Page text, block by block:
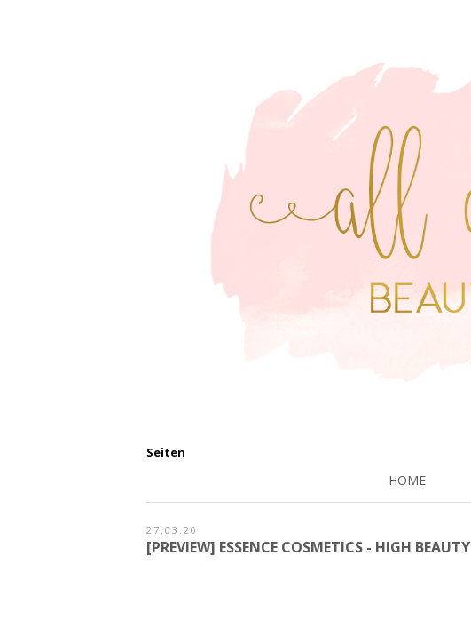
Seiten
HOME
27.03.20
[PREVIEW] ESSENCE COSMETICS - HIGH BEAUTY